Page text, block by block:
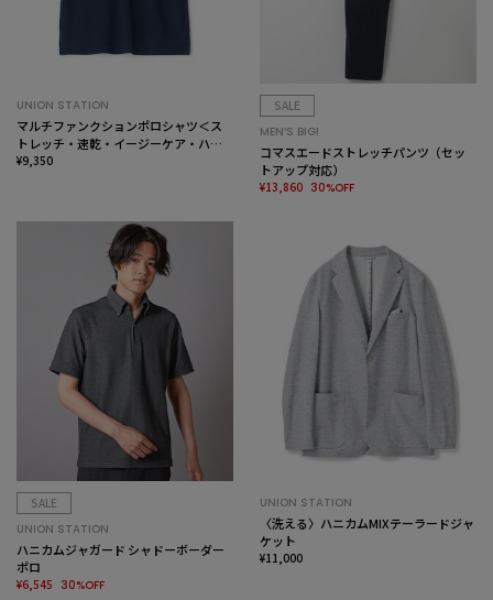
UNION STATION
マルチファンクションポロシャツ＜ス
トレッチ・速乾・イージーケア・ハン
ドウォッシャブル・UVカット・ 抗菌・
¥9,350
SALE
MEN’S BIGI
コマスエードストレッチパンツ（セッ
トアップ対応）
¥13,860 30%OFF
SALE
UNION STATION
ハニカムジャガード シャドーボーダー
ポロ
¥6,545 30%OFF
UNION STATION
〈洗える〉ハニカムMIXテーラードジャ
ケット
¥11,000